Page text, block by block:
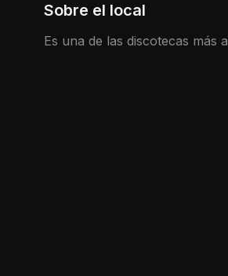
Sobre el local
Es una de las discotecas más